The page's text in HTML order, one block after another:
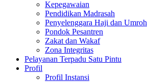
Kepegawaian
Pendidikan Madrasah
Penyelenggara Haji dan Umroh
Pondok Pesantren
Zakat dan Wakaf
Zona Integritas
Pelayanan Terpadu Satu Pintu
Profil
Profil Instansi